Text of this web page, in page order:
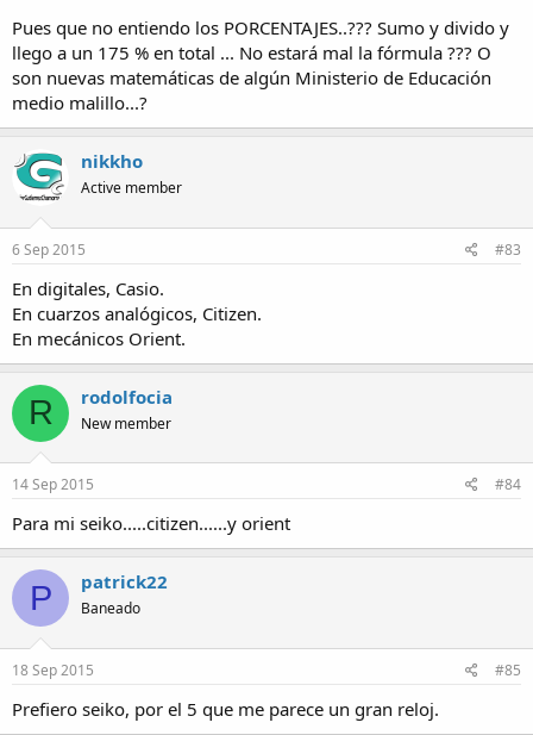
Pues que no entiendo los PORCENTAJES..??? Sumo y divido y
llego a un 175 % en total ... No estará mal la fórmula ??? O
son nuevas matemáticas de algún Ministerio de Educación
medio malillo...?
nikkho
Active member
6 Sep 2015 #83
En digitales, Casio.
En cuarzos analógicos, Citizen.
En mecánicos Orient.
R rodolfocia
New member
14 Sep 2015 #84
Para mi seiko.....citizen......y orient
P patrick22
Baneado
18 Sep 2015 #85
Prefiero seiko, por el 5 que me parece un gran reloj.